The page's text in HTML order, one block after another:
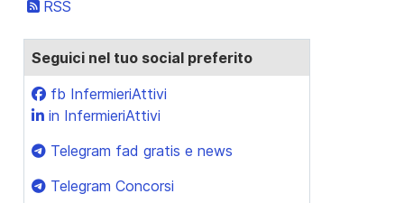
RSS
Seguici nel tuo social preferito
fb InfermieriAttivi
in InfermieriAttivi
Telegram fad gratis e news
Telegram Concorsi